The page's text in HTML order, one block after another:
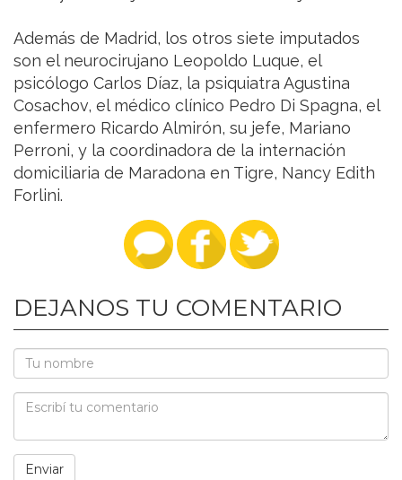
Además de Madrid, los otros siete imputados
son el neurocirujano Leopoldo Luque, el
psicólogo Carlos Díaz, la psiquiatra Agustina
Cosachov, el médico clínico Pedro Di Spagna, el
enfermero Ricardo Almirón, su jefe, Mariano
Perroni, y la coordinadora de la internación
domiciliaria de Maradona en Tigre, Nancy Edith
Forlini.
DEJANOS TU COMENTARIO